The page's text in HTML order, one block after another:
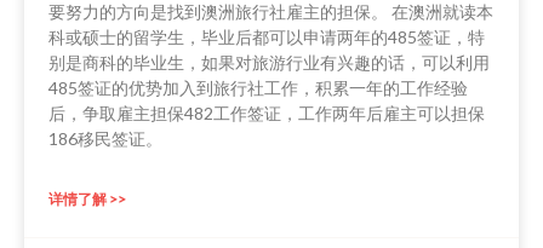
要努力的方向是找到澳洲旅行社雇主的担保。 在澳洲就读本
科或硕士的留学生，毕业后都可以申请两年的485签证，特
别是商科的毕业生，如果对旅游行业有兴趣的话，可以利用
485签证的优势加入到旅行社工作，积累一年的工作经验
后，争取雇主担保482工作签证，工作两年后雇主可以担保
186移民签证。
详情了解 >>